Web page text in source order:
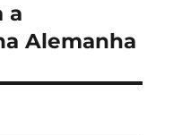
a
Alemanha